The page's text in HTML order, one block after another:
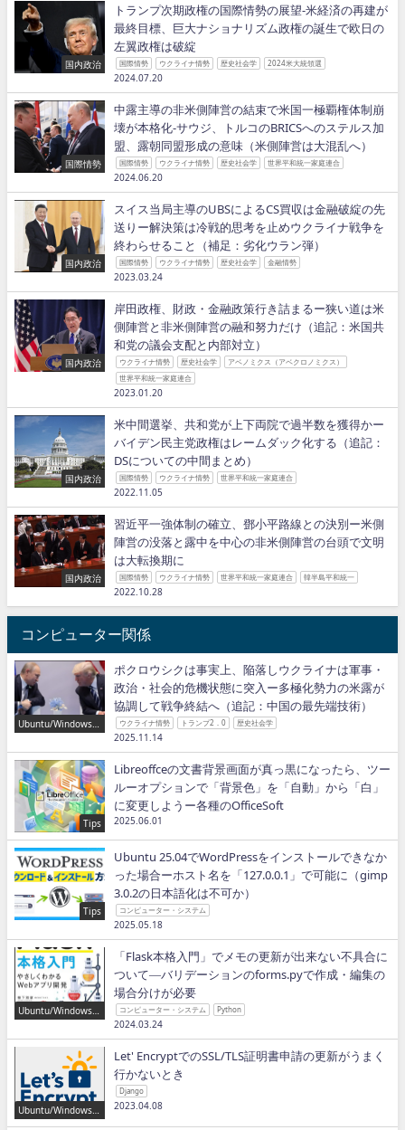
国内政治
トランプ次期政権の国際情勢の展望−米経済の再建が
最終目標、巨大ナショナリズム政権の誕生で欧日の
左翼政権は破綻
国際情勢 ウクライナ情勢 歴史社会学 2024米大統領選
2024.07.20
国際情勢
中露主導の非米側陣営の結束で米国一極覇権体制崩
壊が本格化−サウジ、トルコのBRICSへのステルス加
盟、露朝同盟形成の意味（米側陣営は大混乱へ）
国際情勢 ウクライナ情勢 歴史社会学 世界平和統一家庭連合
2024.06.20
国内政治
スイス当局主導のUBSによるCS買収は金融破綻の先
送りー解決策は冷戦的思考を止めウクライナ戦争を
終わらせること（補足：劣化ウラン弾）
国際情勢 ウクライナ情勢 歴史社会学 金融情勢
2023.03.24
国内政治
岸田政権、財政・金融政策行き詰まるー狭い道は米
側陣営と非米側陣営の融和努力だけ（追記：米国共
和党の議会支配と内部対立）
ウクライナ情勢 歴史社会学
アベノミクス（アベクロノミクス）
世界平和統一家庭連合
2023.01.20
国内政治
米中間選挙、共和党が上下両院で過半数を獲得かー
バイデン民主党政権はレームダック化する（追記：
DSについての中間まとめ）
国際情勢 ウクライナ情勢 世界平和統一家庭連合
2022.11.05
国内政治
習近平一強体制の確立、鄧小平路線との決別ー米側
陣営の没落と露中を中心の非米側陣営の台頭で文明
は大転換期に
国際情勢 ウクライナ情勢 世界平和統一家庭連合 韓半島平和統一
2022.10.28
コンピューター関係
Ubuntu/Windows/P
ポクロウシクは事実上、陥落しウクライナは軍事・
政治・社会的危機状態に突入ー多極化勢力の米露が
協調して戦争終結へ（追記：中国の最先端技術）
ウクライナ情勢 トランプ2．0 歴史社会学
2025.11.14
Tips
Libreoffceの文書背景画面が真っ黒になったら、ツー
ルーオプションで「背景色」を「自動」から「白」
に変更しようー各種のOfficeSoft
2025.06.01
Tips
Ubuntu 25.04でWordPressをインストールできなか
った場合ーホスト名を「127.0.0.1」で可能に（gimp
3.0.2の日本語化は不可か）
コンピューター・システム
2025.05.18
Ubuntu/Windows/P
「Flask本格入門」でメモの更新が出来ない不具合に
ついて―バリデーションのforms.pyで作成・編集の
場合分けが必要
コンピューター・システム Python
2024.03.24
Ubuntu/Windows/P
ython/IT
Let' EncryptでのSSL/TLS証明書申請の更新がうまく
行かないとき
Django
2023.04.08